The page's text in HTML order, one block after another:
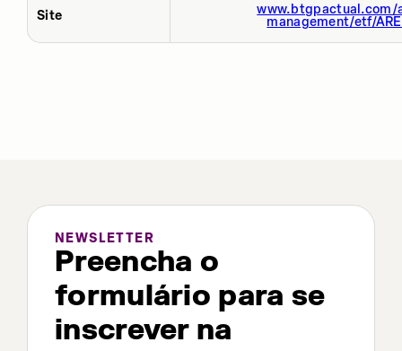
Site
www.btgpactual.com/
management/etf/
NEWSLETTER
Preencha o
formulário para se
inscrever na